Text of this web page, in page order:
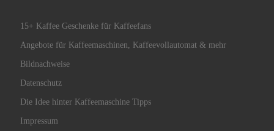
15+ Kaffee Geschenke für Kaffeefans
Angebote für Kaffeemaschinen, Kaffeevollautomat & mehr
Bildnachweise
Datenschutz
Die Idee hinter Kaffeemaschine Tipps
Impressum